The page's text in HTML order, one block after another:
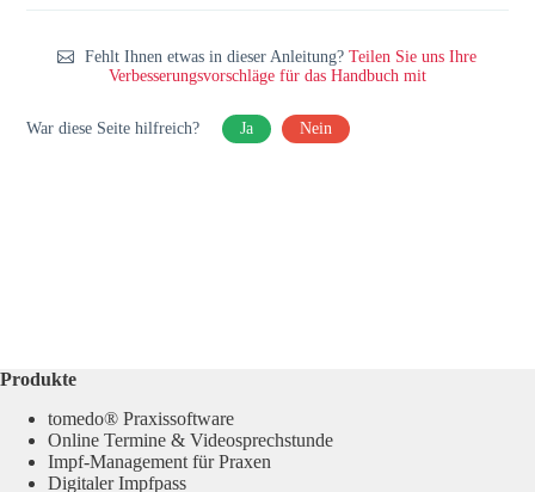
Fehlt Ihnen etwas in dieser Anleitung?Teilen Sie uns Ihre
Verbesserungsvorschläge für das Handbuch mit
War diese Seite hilfreich? Ja Nein
Produkte
tomedo® Praxissoftware
Online Termine & Videosprechstunde
Impf-Management für Praxen
Digitaler Impfpass